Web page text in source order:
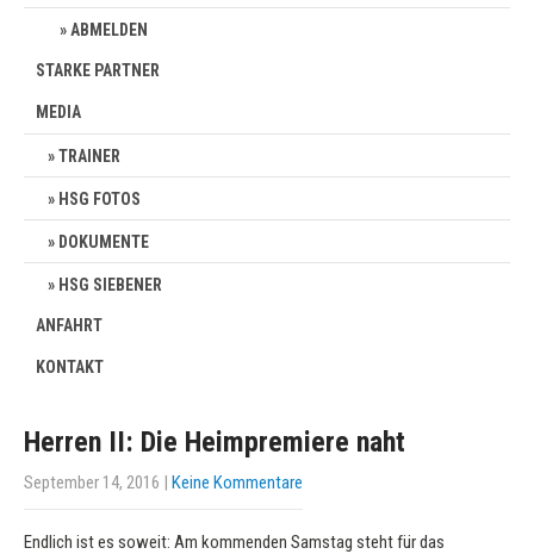
ABMELDEN
STARKE PARTNER
MEDIA
TRAINER
HSG FOTOS
DOKUMENTE
HSG SIEBENER
ANFAHRT
KONTAKT
Herren II: Die Heimpremiere naht
September 14, 2016 | Keine Kommentare
Endlich ist es soweit: Am kommenden Samstag steht für das